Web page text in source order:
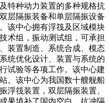
特种动力装置的多种规格抗
层隔振装备和单层隔振设备
该中心拥有浮筏及区域模块
术组，振动测试组，可承担
装置制造、系统合成、模态
统优化设计、装置与系统的
试验等各项工作。该中心建
。该中心为我国数十艘舰船
浮筏装置，双层隔振装置、
果填补了国内空白，抗冲隔